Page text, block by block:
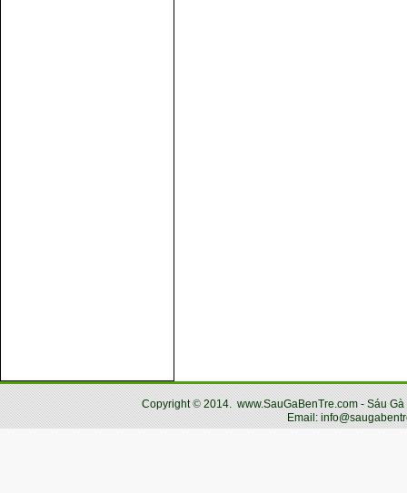
Copyright© 2014. www.SauGaBenTre.com - Sáu
Email: